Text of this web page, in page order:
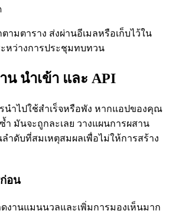
ามตาราง ส่งผ่านอีเมลหรือเก็บไว้ใน
ะหว่างการประชุมทบทวน
น นำเข้า และ API
นำไปใช้สำเร็จหรือพัง หากแอปของคุณ
มันจะถูกละเลย วางแผนการผสาน
ำดับที่สมเหตุสมผลเพื่อไม่ให้การสร้าง
อน
ดงานแมนนวลและเพิ่มการมองเห็นมาก